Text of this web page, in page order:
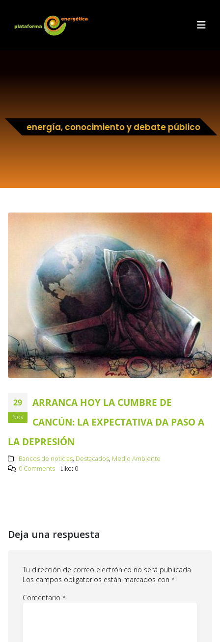
energía, conocimiento y debate público
29
Nov
ARRANCA HOY LA CUMBRE DE
CANCÚN: LA EXPECTATIVA DA PASO A
LA DEPRESIÓN
Bancos de noticias, Destacados, Medio Ambiente
0 Comments
Like: 0
Deja una respuesta
Tu dirección de correo electrónico no será publicada.
Los campos obligatorios están marcados con *
Comentario *